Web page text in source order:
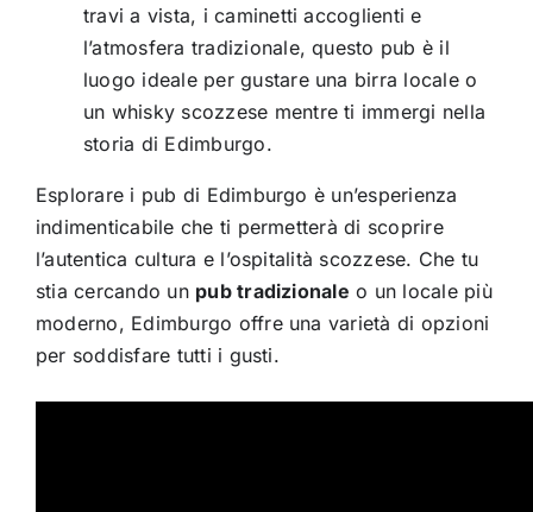
travi a vista, i caminetti accoglienti e
l’atmosfera tradizionale, questo pub è il
luogo ideale per gustare una birra locale o
un whisky scozzese mentre ti immergi nella
storia di Edimburgo.
Esplorare i pub di Edimburgo è un’esperienza
indimenticabile che ti permetterà di scoprire
l’autentica cultura e l’ospitalità scozzese. Che tu
stia cercando un pub tradizionale o un locale più
moderno, Edimburgo offre una varietà di opzioni
per soddisfare tutti i gusti.